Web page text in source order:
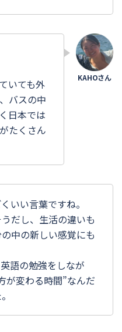
いても外
バスの中
日本では
たくさん
いい言葉ですね。
だし、生活の違いも
中の新しい感覚にも
語の勉強をしなが
が変わる時間”なんだ